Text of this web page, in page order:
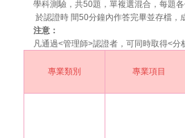
學科測驗，共50題，單複選混合，每題
於認證時 間50分鐘內作答完畢並存檔，
注意：
凡通過<管理師>認證者，可同時取得<分
專業類別 專業項目